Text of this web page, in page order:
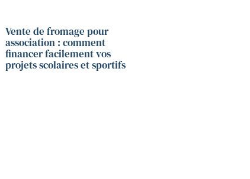
Vente de fromage pour
association : comment
financer facilement vos
projets scolaires et sportifs